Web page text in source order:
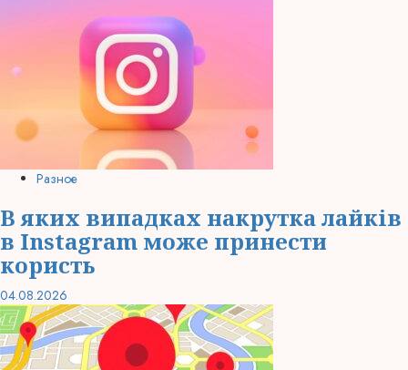
Разное
В яких випадках накрутка лайків
в Instagram може принести
користь
04.08.2026